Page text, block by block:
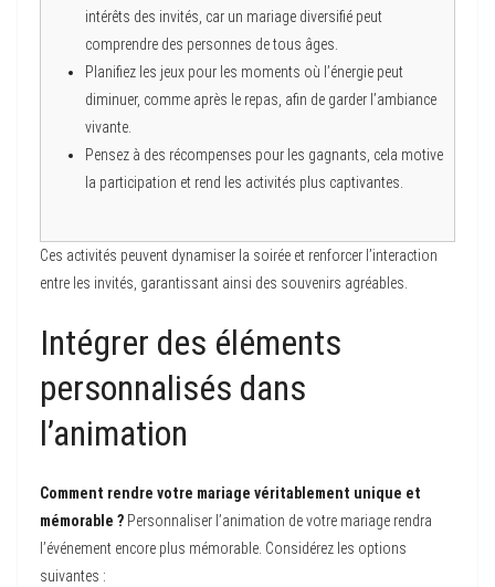
intérêts des invités, car un mariage diversifié peut
comprendre des personnes de tous âges.
Planifiez les jeux pour les moments où l’énergie peut
diminuer, comme après le repas, afin de garder l’ambiance
vivante.
Pensez à des récompenses pour les gagnants, cela motive
la participation et rend les activités plus captivantes.
Ces activités peuvent dynamiser la soirée et renforcer l’interaction
entre les invités, garantissant ainsi des souvenirs agréables.
Intégrer des éléments
personnalisés dans
l’animation
Comment rendre votre mariage véritablement unique et
mémorable ? Personnaliser l’animation de votre mariage rendra
l’événement encore plus mémorable. Considérez les options
suivantes :